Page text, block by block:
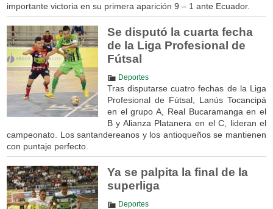
importante victoria en su primera aparición 9 – 1 ante Ecuador.
Se disputó la cuarta fecha
de la Liga Profesional de
Fútsal
Deportes
Tras disputarse cuatro fechas de la Liga
Profesional de Fútsal, Lanús Tocancipá
en el grupo A, Real Bucaramanga en el
B y Alianza Platanera en el C, lideran el
campeonato. Los santandereanos y los antioqueños se mantienen
con puntaje perfecto.
Ya se palpita la final de la
superliga
Deportes